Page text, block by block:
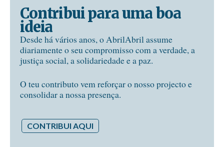
Contribui para uma boa
ideia
Desde há vários anos, o AbrilAbril assume
diariamente o seu compromisso com a verdade, a
justiça social, a solidariedade e a paz.
O teu contributo vem reforçar o nosso projecto e
consolidar a nossa presença.
CONTRIBUI AQUI